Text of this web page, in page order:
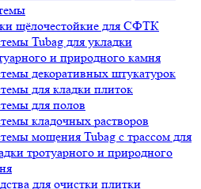
щёлочестойкие для СФТК
Tubag для укладки
и природного камня
декоративных штукатурок
для кладки плиток
для полов
кладочных растворов
мощения Tubag с трассом для
тротуарного и природного
для очистки плитки